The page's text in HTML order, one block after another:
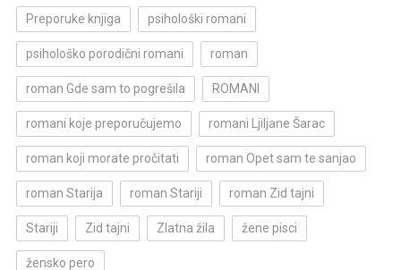
Preporuke knjiga psihološki romani
psihološko porodični romani roman
roman Gde sam to pogrešila ROMANI
romani koje preporučujemo romani Ljiljane Šarac
roman koji morate pročitati roman Opet sam te sanjao
roman Starija roman Stariji roman Zid tajni
Stariji Zid tajni Zlatna žila žene pisci
žensko pero